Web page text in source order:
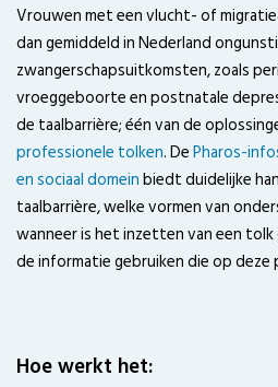
Vrouwen met een vlucht- of
dan gemiddeld in Nederland
zwangerschapsuitkomsten, zoals
vroeggeboorte en postnatale
de taalbarrière; één van de
professionele tolken. DePharos-
en sociaal domeinbiedt duidelijke
taalbarrière, welke vormen van
wanneer is het inzetten van een tolk
de informatie gebruiken die op deze
Hoe werkt het: